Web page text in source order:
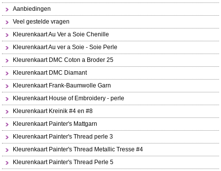
Aanbiedingen
Veel gestelde vragen
Kleurenkaart Au Ver a Soie Chenille
Kleurenkaart Au ver a Soie - Soie Perle
Kleurenkaart DMC Coton a Broder 25
Kleurenkaart DMC Diamant
Kleurenkaart Frank-Baumwolle Garn
Kleurenkaart House of Embroidery - perle
Kleurenkaart Kreinik #4 en #8
Kleurenkaart Painter's Mattgarn
Kleurenkaart Painter's Thread perle 3
Kleurenkaart Painter's Thread Metallic Tresse #4
Kleurenkaart Painter's Thread Perle 5